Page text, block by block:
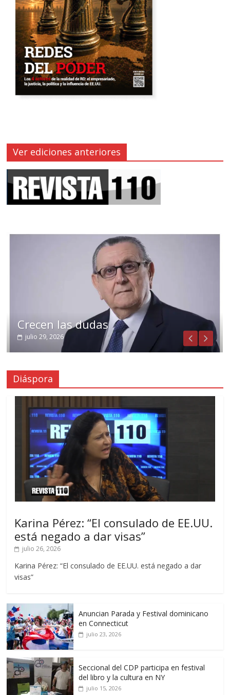
Ver ediciones anteriores
Crecen las dudas
julio 29, 2026
Diáspora
Karina Pérez: “El consulado de EE.UU.
está negado a dar visas”
julio 26, 2026
Karina Pérez: “El consulado de EE.UU. está negado a dar
visas”
Anuncian Parada y Festival dominicano
en Connecticut
julio 23, 2026
Seccional del CDP participa en festival
del libro y la cultura en NY
julio 15, 2026